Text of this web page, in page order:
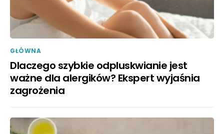
GŁÓWNA
Dlaczego szybkie odpluskwianie jest
ważne dla alergików? Ekspert wyjaśnia
zagrożenia